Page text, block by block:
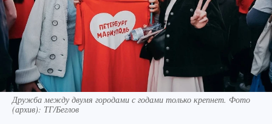
Дружба между двумя городами с годами только крепнет. Фото
(архив): ТГ/Беглов